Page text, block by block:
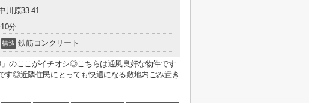
川原33-41
分
構造 鉄筋コンクリート
」のここがイチオシ◎こちらは通風良好な物件です
◎近隣住民にとっても快適になる敷地内ごみ置き